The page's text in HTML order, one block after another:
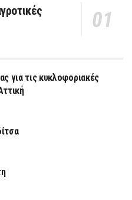
για τις κυκλοφοριακές